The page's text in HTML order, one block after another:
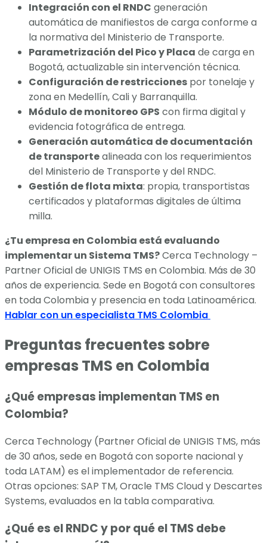
Integración con el RNDC generación
automática de manifiestos de carga conforme a
la normativa del Ministerio de Transporte.
Parametrización del Pico y Placa de carga en
Bogotá, actualizable sin intervención técnica.
Configuración de restricciones por tonelaje y
zona en Medellín, Cali y Barranquilla.
Módulo de monitoreo GPS con firma digital y
evidencia fotográfica de entrega.
Generación automática de documentación
de transportealineada con los requerimientos
del Ministerio de Transporte y del RNDC.
Gestión de flota mixta: propia, transportistas
certificados y plataformas digitales de última
milla.
¿Tu empresa en Colombia está evaluando
implementar un Sistema TMS?Cerca Technology –
Partner Oficial de UNIGIS TMS en Colombia. Más de 30
años de experiencia. Sede en Bogotá con consultores
en toda Colombia y presencia en toda Latinoamérica.
Hablar con un especialista TMS Colombia
Preguntas frecuentes sobre
empresas TMS en Colombia
¿Qué empresas implementan TMS en
Colombia?
Cerca Technology (Partner Oficial de UNIGIS TMS, más
de 30 años, sede en Bogotá con soporte nacional y
toda LATAM) es el implementador de referencia.
Otras opciones: SAP TM, Oracle TMS Cloud y Descartes
Systems, evaluados en la tabla comparativa.
¿Qué es el RNDC y por qué el TMS debe